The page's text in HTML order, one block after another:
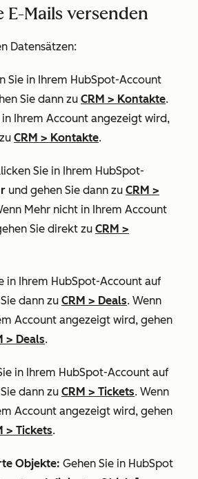
E-Mails versenden
Datensätzen:
Sie in Ihrem HubSpot-Account
Sie dann zu CRM > Kontakte.
in Ihrem Account angezeigt wird,
CRM > Kontakte.
Sie in Ihrem HubSpot-
und gehen Sie dann zu CRM >
Mehr nicht in Ihrem Account
Sie direkt zu CRM >
in Ihrem HubSpot-Account auf
dann zu CRM > Deals. Wenn
Account angezeigt wird, gehen
> Deals.
in Ihrem HubSpot-Account auf
dann zu CRM > Tickets. Wenn
Account angezeigt wird, gehen
> Tickets.
Objekte: Gehen Sie in HubSpot